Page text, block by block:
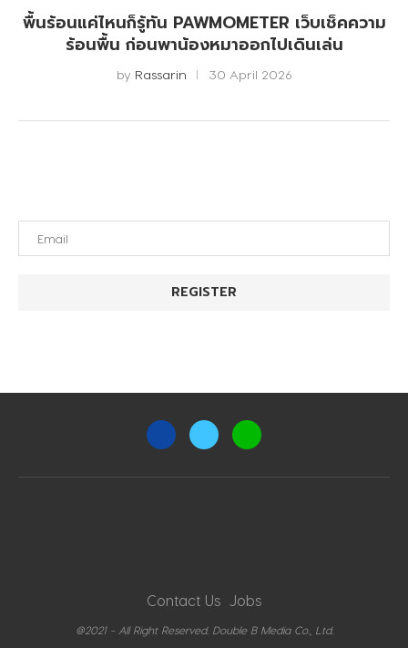
พื้นร้อนแค่ไหนก็รู้ทัน PAWMOMETER เว็บเช็คความ
ร้อนพื้น ก่อนพาน้องหมาออกไปเดินเล่น
by Rassarin 30 April 2026
Contact Us Jobs
@2021 - All Right Reserved. Double B Media Co., Ltd.